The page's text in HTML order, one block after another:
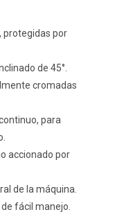
protegidas por
de 45°.
cromadas
para
accionado por
de la máquina.
fácil manejo.